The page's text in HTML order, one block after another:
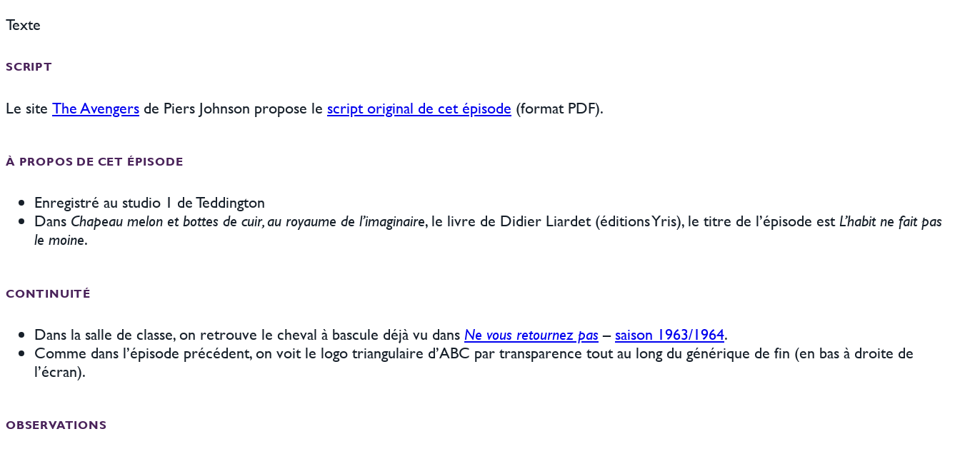
Texte
SCRIPT
Le site The Avengers de Piers Johnson propose le script original de cet épisode (format PDF).
À PROPOS DE CET ÉPISODE
Enregistré au studio 1 de Teddington
Dans Chapeau melon et bottes de cuir, au royaume de l’imaginaire, le livre de Didier Liardet (éditions Yris), le titre de l’épisode estL’habit ne fait pas
le moine.
CONTINUITÉ
Dans la salle de classe, on retrouve le cheval à bascule déjà vu dans Ne vous retournez pas–saison 1963/1964.
Comme dans l’épisode précédent, on voit le logo triangulaire d’ABC par transparence tout au long du générique de fin (en bas à droite de
l’écran).
OBSERVATIONS